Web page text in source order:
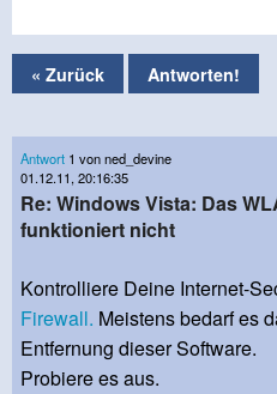
« Zurück Antworten!
Antwort 1 von ned_devine
01.12.11, 20:16:35
Re: Windows Vista: Das
funktioniert nicht
Kontrolliere Deine Internet-
Firewall. Meistens bedarf es
Entfernung dieser Software.
Probiere es aus.